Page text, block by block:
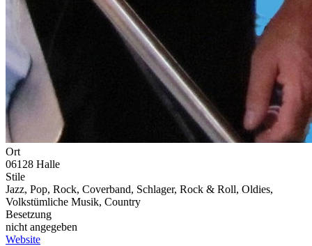
Ort
06128 Halle
Stile
Jazz, Pop, Rock, Coverband, Schlager, Rock & Roll, Oldies,
Volkstümliche Musik, Country
Besetzung
nicht angegeben
Website